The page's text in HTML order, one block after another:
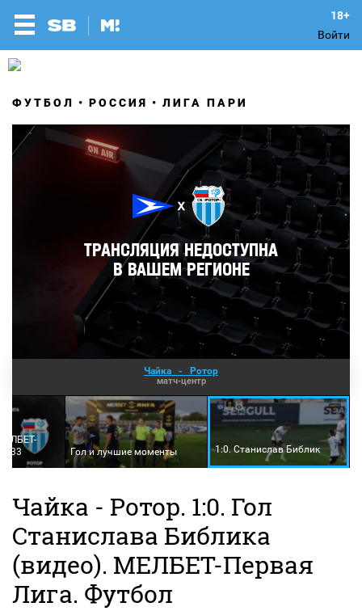
Войти
ФУТБОЛ РОССИЯ ЛИГА ПАРИ
Чайка - Ротор
матч-центр
33
Гол и лучшие моменты 1:0. Станислав Библик
Чайка - Ротор. 1:0. Гол
Станислава Библика
(видео). МЕЛБЕТ-Первая
Лига. Футбол